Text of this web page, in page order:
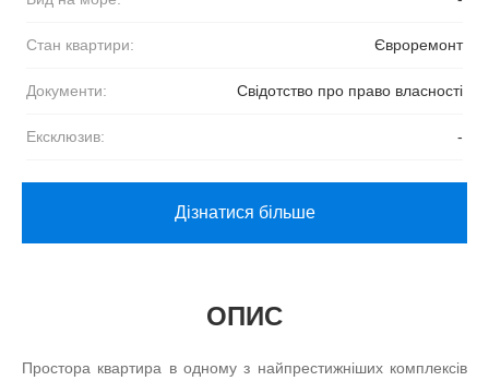
Стан квартири: Євроремонт
Документи: Свідотство про право власності
Ексклюзив: -
Дізнатися більше
ОПИС
Простора квартира в одному з найпрестижніших комплексів